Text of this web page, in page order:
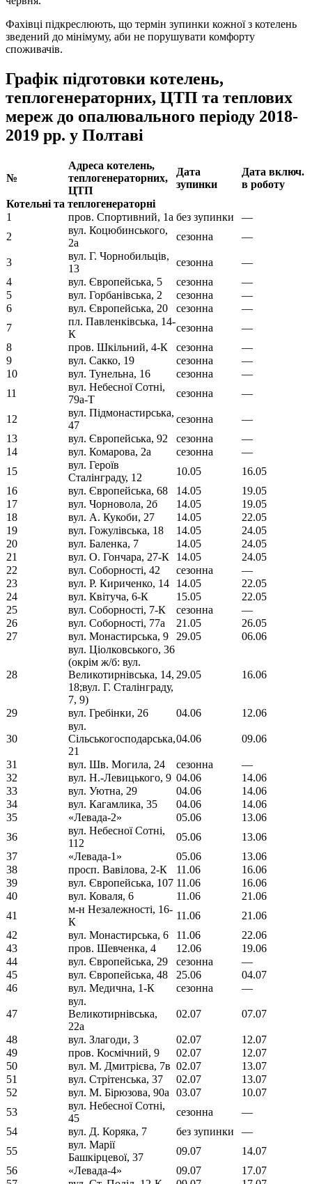
Фахівці підкреслюють, що термін зупинки кожної з котелень
зведений до мінімуму, аби не порушувати комфорту
споживачів.
Графік підготовки котелень,
теплогенераторних, ЦТП та теплових
мереж до опалювального періоду 2018-
2019 рр. у Полтаві
№
Адреса котелень,
теплогенераторних,
ЦТП
Дата
зупинки
Дата включ.
в роботу
Котельні та теплогенераторні
1
пров. Спортивний, 1а без зупинки
—
2
вул. Коцюбинського,
2а
сезонна —
3
вул. Г. Чорнобильців,
13
сезонна
—
4
вул. Європейська, 5 сезонна
—
5
вул. Горбанівська, 2 сезонна
—
6
вул. Європейська, 20 сезонна
—
7
пл. Павленківська, 14-
К
сезонна
—
8
пров. Шкільний, 4-К сезонна
—
9
вул. Сакко, 19 сезонна
—
10
вул. Тунельна, 16 сезонна
—
11
вул. Небесної Сотні,
79а-Т
сезонна —
12
вул. Підмонастирська,
47
сезонна
—
13
вул. Європейська, 92 сезонна
—
14
вул. Комарова, 2а сезонна
—
15
вул. Героїв
Сталінграду, 12
10.05
16.05
16
вул. Європейська, 68 14.05
19.05
17
вул. Чорновола, 2б 14.05
19.05
18
вул. А. Кукоби, 27 14.05
22.05
19
вул. Гожулівська, 18 14.05
24.05
20
вул. Баленка, 7 14.05
24.05
21
вул. О. Гончара, 27-К 14.05
24.05
22
вул. Соборності, 42 сезонна
—
23
вул. Р. Кириченко, 14 14.05
22.05
24
вул. Квітуча, 6-К 15.05
22.05
25
вул. Соборності, 7-К сезонна
—
26
вул. Соборності, 77а 21.05
26.05
27
вул. Монастирська, 9 29.05 06.06
28
вул. Ціолковського, 36
(окрім ж/б: вул.
Великотирнівська, 14,
18;вул. Г. Сталінграду,
7, 9)
29.05 16.06
29 вул. Гребінки, 26 04.06 12.06
30
вул.
Сільськогосподарська,
21
04.06 09.06
31 вул. Шв. Могила, 24 сезонна
—
32
вул. Н.-Левицького, 9 04.06
14.06
33
вул. Уютна, 29 04.06
14.06
34
вул. Кагамлика, 35 04.06
14.06
35
«Левада-2» 05.06
13.06
36
вул. Небесної Сотні,
112
05.06
13.06
37
«Левада-1» 05.06
13.06
38
просп. Вавілова, 2-К 11.06
16.06
39
вул. Європейська, 107 11.06
16.06
40
вул. Коваля, 6 11.06
21.06
41
м-н Незалежності, 16-
К
11.06
21.06
42
вул. Монастирська, 6 11.06
22.06
43
пров. Шевченка, 4 12.06
19.06
44
вул. Європейська, 29 сезонна
—
45
вул. Європейська, 48 25.06
04.07
46
вул. Медична, 1-К сезонна —
47
вул.
Великотирнівська,
22а
02.07 07.07
48 вул. Злагоди, 3 02.07
12.07
49
пров. Космічний, 9 02.07
12.07
50
вул. М. Дмитрієва, 7в 02.07
13.07
51
вул. Стрітенська, 37 02.07
13.07
52
вул. М. Бірюзова, 90а 03.07
10.07
53
вул. Небесної Сотні,
45
сезонна
—
54
вул. Д. Коряка, 7 без зупинки
—
55
вул. Марії
Башкірцевої, 37
09.07
14.07
56
«Левада-4» 09.07
17.07